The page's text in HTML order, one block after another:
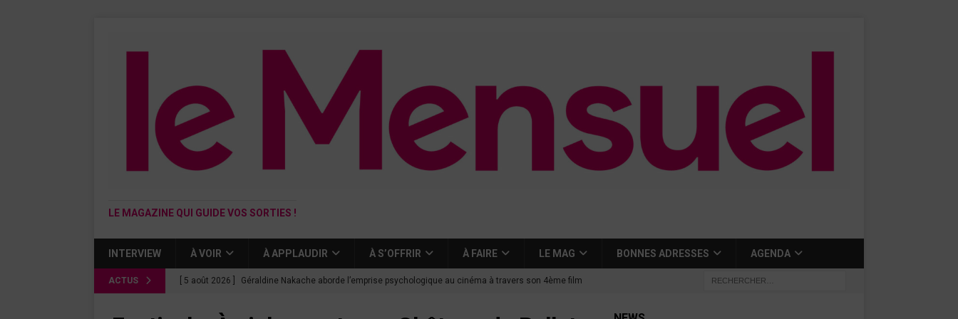
LE MAGAZINE QUI GUIDE VOS SORTIES !
INTERVIEW À VOIR À APPLAUDIR À S’OFFRIR À FAIRE LE MAG BONNES ADRESSES AGENDA
ACTUS [ 5 août 2026 ] Géraldine Nakache aborde l’emprise psychologique au cinéma à travers son 4ème film